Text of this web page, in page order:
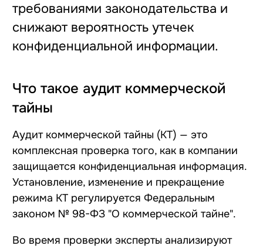
требованиями законодательства и
снижают вероятность утечек
конфиденциальной информации.
Что такое аудит коммерческой
тайны
Аудит коммерческой тайны (КТ) — это
комплексная проверка того, как в компании
защищается конфиденциальная информация.
Установление, изменение и прекращение
режима КТ регулируется Федеральным
законом № 98-ФЗ "О коммерческой тайне".
Во время проверки эксперты анализируют